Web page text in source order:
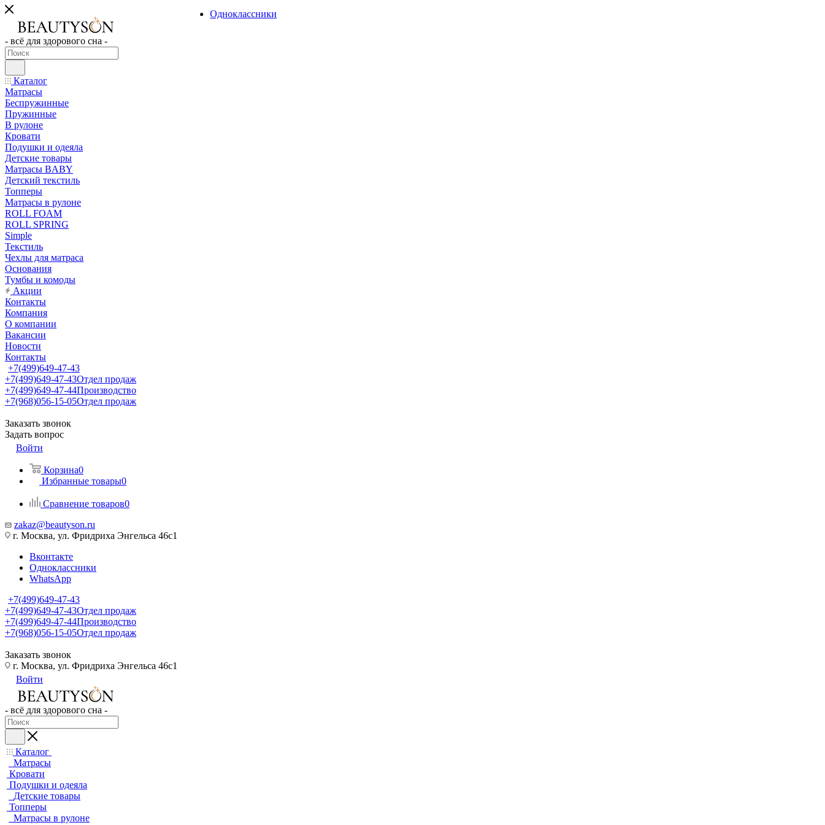
- всё для здорового сна -
Каталог
Матрасы
Беспружинные
Пружинные
В рулоне
Кровати
Подушки и одеяла
Детские товары
Матрасы BABY
Детский текстиль
Топперы
Матрасы в рулоне
ROLL FOAM
ROLL SPRING
Simple
Текстиль
Чехлы для матраса
Основания
Тумбы и комоды
Акции
Контакты
Компания
О компании
Вакансии
Новости
Контакты
+7(499)649-47-43
+7(499)649-47-43Отдел продаж
+7(499)649-47-44Производство
+7(968)056-15-05Отдел продаж
Заказать звонок
Задать вопрос
Войти
Корзина0
Избранные товары0
Сравнение товаров0
zakaz@beautyson.ru
г. Москва, ул. Фридриха Энгельса 46с1
Вконтакте
Одноклассники
WhatsApp
+7(499)649-47-43
+7(499)649-47-43Отдел продаж
+7(499)649-47-44Производство
+7(968)056-15-05Отдел продаж
Заказать звонок
Одноклассники
г. Москва, ул. Фридриха Энгельса 46с1
Войти
- всё для здорового сна -
Каталог
Матрасы
Кровати
Подушки и одеяла
Детские товары
Топперы
Матрасы в рулоне